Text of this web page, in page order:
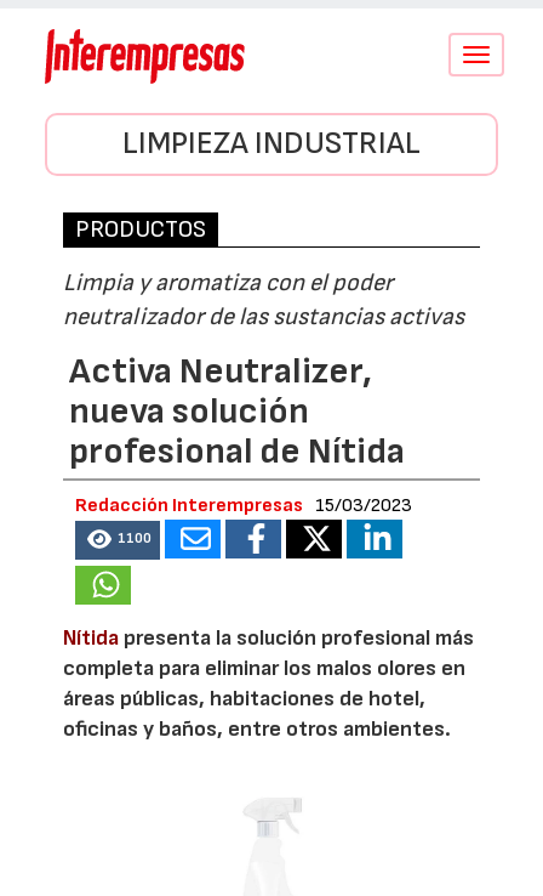
Conmutar
LIMPIEZA INDUSTRIAL
PRODUCTOS
Limpia y aromatiza con el poder
neutralizador de las sustancias activas
Activa Neutralizer,
nueva solución
profesional de Nítida
Redacción Interempresas 15/03/2023
1100
Nítida presenta la solución profesional más
completa para eliminar los malos olores en
áreas públicas, habitaciones de hotel,
oficinas y baños, entre otros ambientes.